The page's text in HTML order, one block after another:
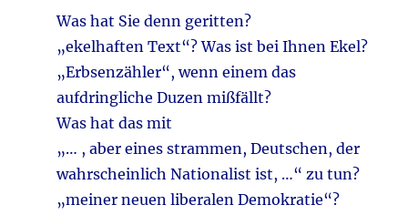
Was hat Sie denn geritten?
„ekelhaften Text“? Was ist bei Ihnen Ekel?
„Erbsenzähler“, wenn einem das
aufdringliche Duzen mißfällt?
Was hat das mit
„… , aber eines strammen, Deutschen, der
wahrscheinlich Nationalist ist, …“ zu tun?
„meiner neuen liberalen Demokratie“?